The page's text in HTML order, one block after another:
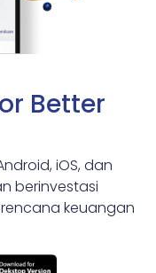
Better
iOS, dan
berinvestasi
keuangan